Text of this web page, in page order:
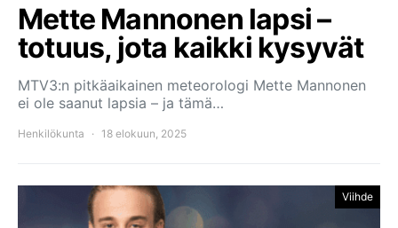
Mette Mannonen lapsi –
totuus, jota kaikki kysyvät
MTV3:n pitkäaikainen meteorologi Mette Mannonen
ei ole saanut lapsia – ja tämä…
Henkilökunta 18 elokuun, 2025
Viihde